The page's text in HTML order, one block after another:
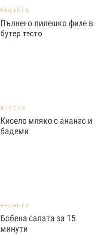
РЕЦЕПТИ
Пълнено пилешко филе в
бутер тесто
ВКУСНО
Кисело мляко с ананас и
бадеми
РЕЦЕПТИ
Бобена салата за 15
минути